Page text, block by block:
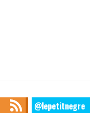
@lepetitnegre